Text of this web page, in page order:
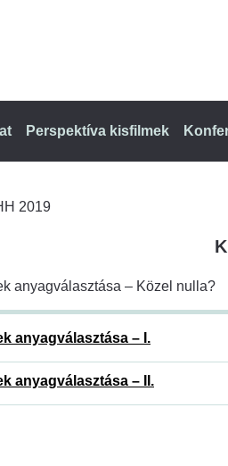
Perspektíva kisfilmek
2019
anyagválasztása – Közel nulla?
anyagválasztása – I.
anyagválasztása – II.